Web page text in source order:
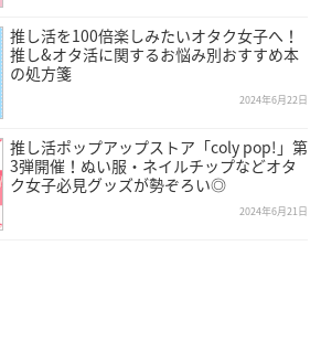
推し活を100倍楽しみたいオタク女子へ！
推し&オタ活に関するお悩み別おすすめ本
の処方箋
2024年6月22日
推し活ポップアップストア「coly pop!」第
3弾開催！ぬい服・ネイルチップなどオタ
ク女子必見グッズが勢ぞろい◎
2024年6月21日